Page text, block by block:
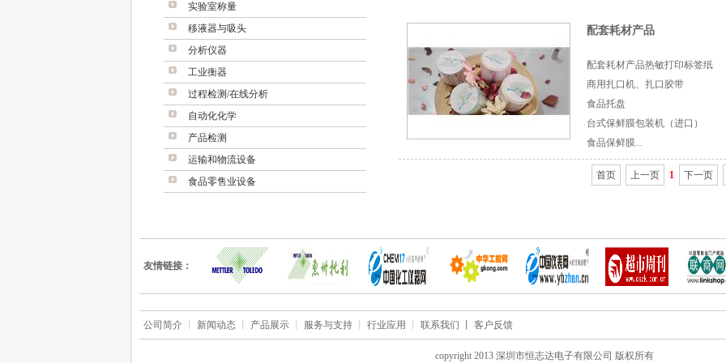
实验室称量
移液器与吸头
分析仪器
工业衡器
过程检测/在线分析
自动化化学
产品检测
运输和物流设备
食品零售业设备
配套耗材产品
配套耗材产品热敏打印标签纸
商用扎口机、扎口胶带
食品托盘
台式保鲜膜包装机（进口）
食品保鲜膜...
首页 上一页 1 下一页
友情链接：
公司简介 新闻动态 产品展示 服务与支持 行业应用 联系我们 丨 客户反馈
copyright 2013 深圳市恒志达电子有限公司 版权所有